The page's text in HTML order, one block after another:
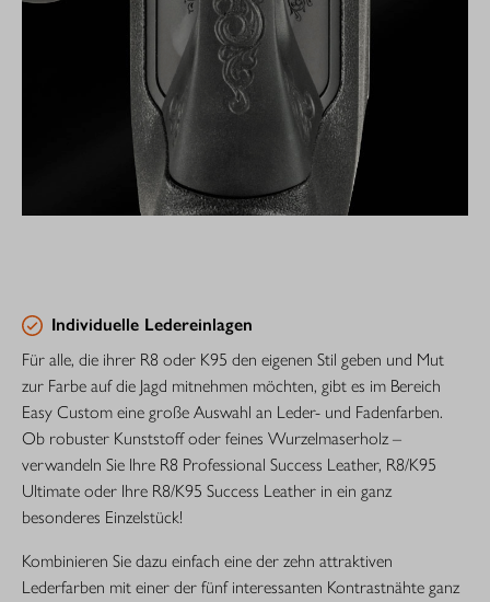
Individuelle Ledereinlagen
Für alle, die ihrer R8 oder K95 den eigenen Stil geben und Mut
zur Farbe auf die Jagd mitnehmen möchten, gibt es im Bereich
Easy Custom eine große Auswahl an ­Leder- und Fadenfarben.
Ob robuster Kunststoff oder feines Wurzelmaserholz –
verwandeln Sie Ihre R8 Professional Success Leather, R8/K95
Ultimate oder Ihre R8/K95 Success Leather in ein ganz
besonderes Einzelstück!
Kombinieren Sie dazu einfach eine der zehn attraktiven
Lederfarben mit einer der fünf interessanten Kontrast­nähte ganz